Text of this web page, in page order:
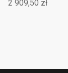
2 909,50 zł